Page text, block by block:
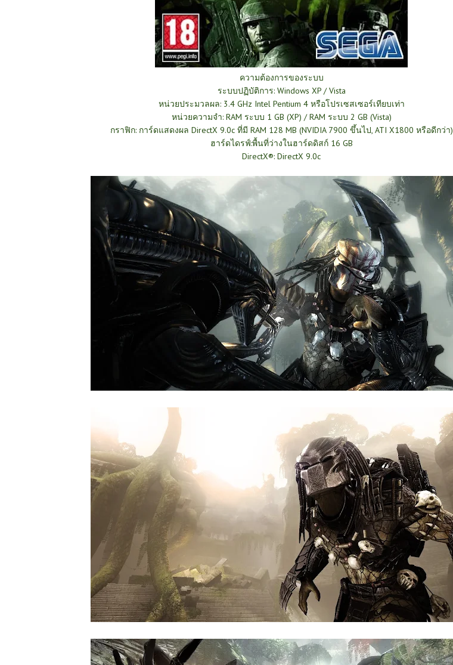
ความต้องการของระบบ
ระบบปฏิบัติการ: Windows XP / Vista
หน่วยประมวลผล: 3.4 GHz Intel Pentium 4 หรือโปรเซสเซอร์เทียบเท่า
หน่วยความจำ: RAM ระบบ 1 GB (XP) / RAM ระบบ 2 GB (Vista)
กราฟิก: การ์ดแสดงผล DirectX 9.0c ที่มี RAM 128 MB (NVIDIA 7900 ขึ้นไป, ATI X1800 หรือดีกว่า)
ฮาร์ดไดรฟ์:พื้นที่ว่างในฮาร์ดดิสก์ 16 GB
DirectX®: DirectX 9.0c